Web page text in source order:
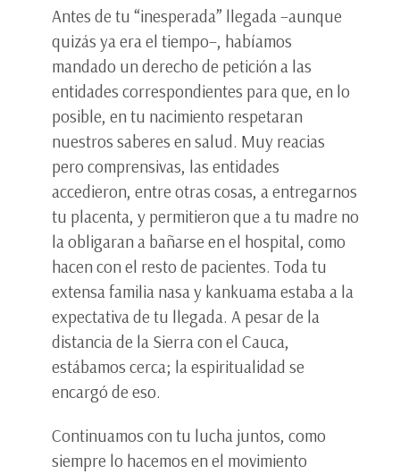
Antes de tu “inesperada” llegada –aunque
quizás ya era el tiempo–, habíamos
mandado un derecho de petición a las
entidades correspondientes para que, en lo
posible, en tu nacimiento respetaran
nuestros saberes en salud. Muy reacias
pero comprensivas, las entidades
accedieron, entre otras cosas, a entregarnos
tu placenta, y permitieron que a tu madre no
la obligaran a bañarse en el hospital, como
hacen con el resto de pacientes. Toda tu
extensa familia nasa y kankuama estaba a la
expectativa de tu llegada. A pesar de la
distancia de la Sierra con el Cauca,
estábamos cerca; la espiritualidad se
encargó de eso.
Continuamos con tu lucha juntos, como
siempre lo hacemos en el movimiento